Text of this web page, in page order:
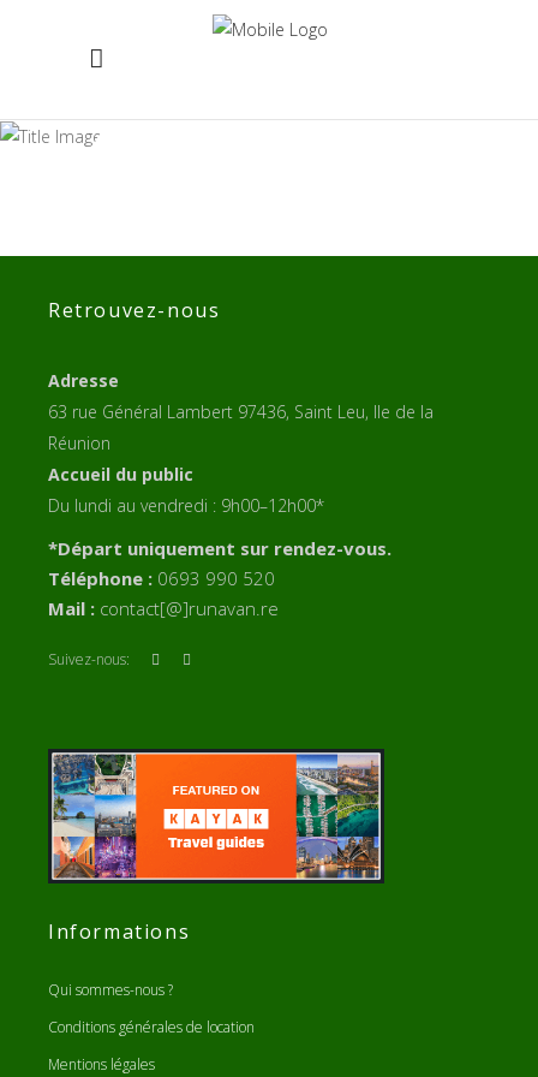
CANYON-ILE-DE-
Retrouvez-nous
Adresse
63 rue Général Lambert 97436, Saint Leu, Ile de la
Réunion
Accueil du public
Du lundi au vendredi : 9h00–12h00*
*Départ uniquement sur rendez-vous.
Téléphone : 0693 990 520
Mail : contact[@]runavan.re
Suivez-nous:
Informations
Qui sommes-nous ?
Conditions générales de location
Mentions légales